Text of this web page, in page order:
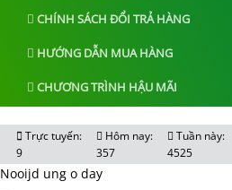
CHÍNH SÁCH ĐỔI TRẢ HÀNG
HƯỚNG DẪN MUA HÀNG
CHƯƠNG TRÌNH HẬU MÃI
Trực tuyến:
9
Hôm nay:
357
Tuần này:
4525
Nooijd ung o day